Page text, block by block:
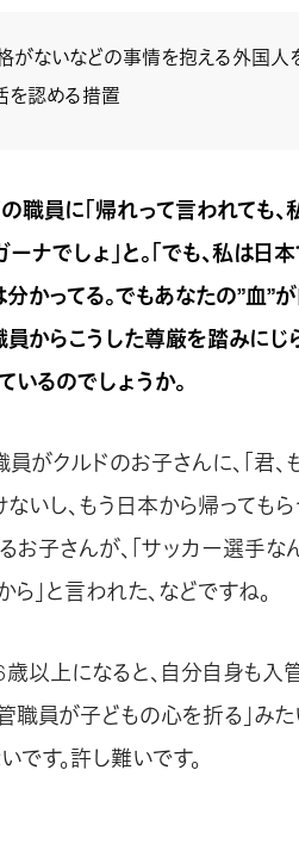
がないなどの事情を抱える外国人
を認める措置
員に「帰れって言われても、
ーナでしょ」と。「でも、私は
分かってる。でもあなたの”血”
員からこうした尊厳を踏みにじ
いるのでしょうか。
がクルドのお子さんに、「君、
いし、もう日本から帰っても
お子さんが、「サッカー選手
」と言われた、などですね。
以上になると、自分自身も入
職員が子どもの心を折る」み
す。許し難いです。